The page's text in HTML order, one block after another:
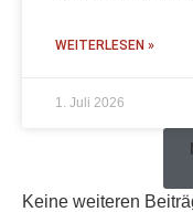
WEITERLESEN »
1. Juli 2026
Keine weiteren